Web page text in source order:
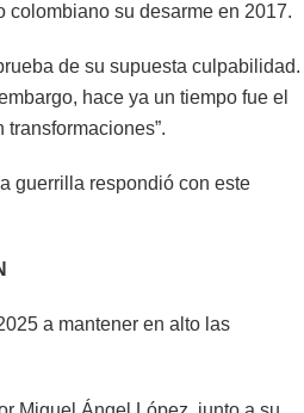
colombiano su desarme en 2017.
de su supuesta culpabilidad.
hace ya un tiempo fue el
guerrilla respondió con este
a mantener en alto las